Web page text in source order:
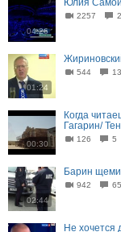
04:26
Юлия
2257
01:24
544
00:30
Когда
Гагарин/
126 5
02:44
Барин
942
Не хочется